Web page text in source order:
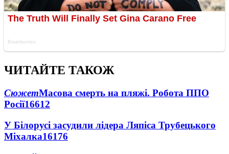
ЧИТАЙТЕ ТАКОЖ
СюжетМасова смерть на пляжі. Робота ППО
Росії16612
У Білорусі засудили лідера Ляпіса Трубецького
Міхалка16176